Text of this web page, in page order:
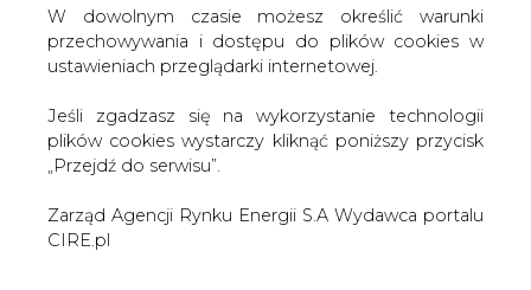
W dowolnym czasie możesz określić warunki
przechowywania i dostępu do plików cookies w
ustawieniach przeglądarki internetowej.
Jeśli zgadzasz się na wykorzystanie technologii
plików cookies wystarczy kliknąć poniższy przycisk
„Przejdź do serwisu”.
Zarząd Agencji Rynku Energii S.A Wydawca portalu
CIRE.pl
oświetlaniem poznańskich ulic od wielu lat. Przejęcie
majątku, który i tak był pod naszą opieką jest więc dla nas
całkowicie naturalnym ruchem. Ta decyzja uprości nasze
Grocholewski, dyrektor poznańskiego oddziału spółki
Eneos.
będzie proponował samorządowi Poznania
kompleksową usługę oświetleniową, w skład której